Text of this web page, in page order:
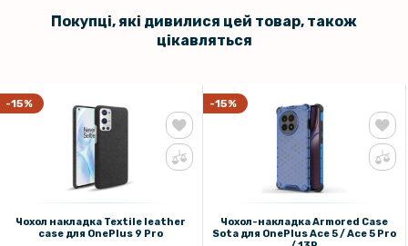
Покупці, які дивилися цей товар, також
цікавляться
-15%
Чохол накладка Textile leather
саse для OnePlus 9 Pro
-15%
Чохол-накладка Armored Case
Sota для OnePlus Ace 5 / Ace 5 Pro